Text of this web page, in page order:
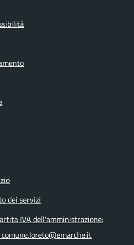
dei servizi
IVA dell'amministrazione: